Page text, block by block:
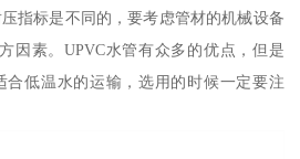
指标是不同的，要考虑管材的机械设备
因素。UPVC水管有众多的优点，但是
合低温水的运输，选用的时候一定要注